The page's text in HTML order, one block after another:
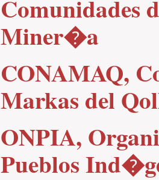
Comunidades
Miner�a
CONAMAQ,
Markas del
ONPIA,
Pueblos